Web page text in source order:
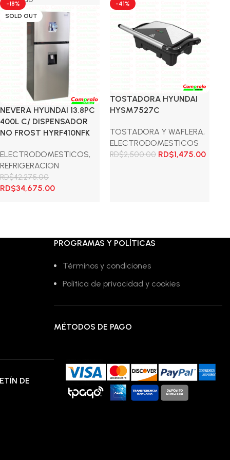
-18%
SOLD OUT
NEVERA HYUNDAI 13.8PC
400L C/ DISPENSADOR
NO FROST HYRF410NFK
ELECTRODOMESTICOS,
REFRIGERACION
RD$42,275.00
El
RD$34,675.00El
-41%
TOSTADORA HYUNDAI
HYSM7527C
TOSTADORA Y WAFLERA,
ELECTRODOMESTICOS
RD$2,500.00 El
RD$1,475.00El
DE
PROGRAMAS Y POLÍTICAS
Términos y condiciones
Política de privacidad y cookies
MÉTODOS DE PAGO